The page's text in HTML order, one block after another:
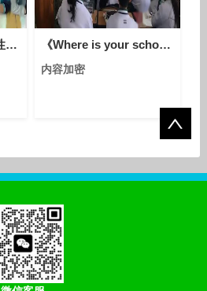
部编版语文七上综合性学习《少年正是读书时》课堂教学视频实录-李爱平 《Where is your schoolbag》人教版英语七年级上册优质课视频-执教老师：潘雨姝
内容加密